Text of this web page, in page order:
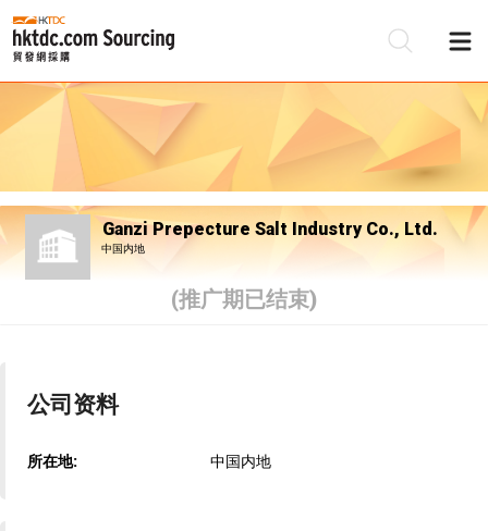
Ganzi Prepecture Salt Industry Co., Ltd.
中国内地
(推广期已结束)
公司资料
所在地: 中国内地